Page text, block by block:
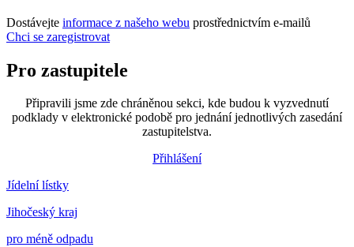
Dostávejte informace z našeho webu prostřednictvím e-mailů
Chci se zaregistrovat
Pro zastupitele
Připravili jsme zde chráněnou sekci, kde budou k vyzvednutí
podklady v elektronické podobě pro jednání jednotlivých zasedání
zastupitelstva.
Přihlášení
Jídelní lístky
Jihočeský kraj
pro méně odpadu